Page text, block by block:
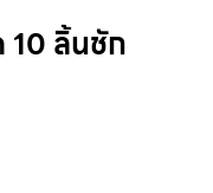
10 ลิ้นชัก